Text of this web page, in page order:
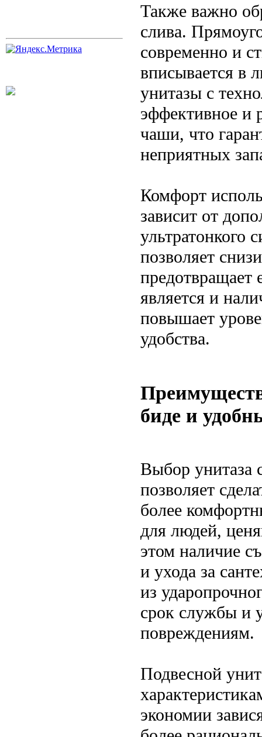
Также важно
слива.
современно и
вписывается в
унитазы с
эффективное и
чаши, что
неприятных
Комфорт
зависит от
ультратонкого
позволяет
является и
повышает
удобства.
биде и
Выбор унитаза
позволяет
более
для людей,
этом наличие
и ухода за
из
срок службы и
повреждениям.
Подвесной
экономии